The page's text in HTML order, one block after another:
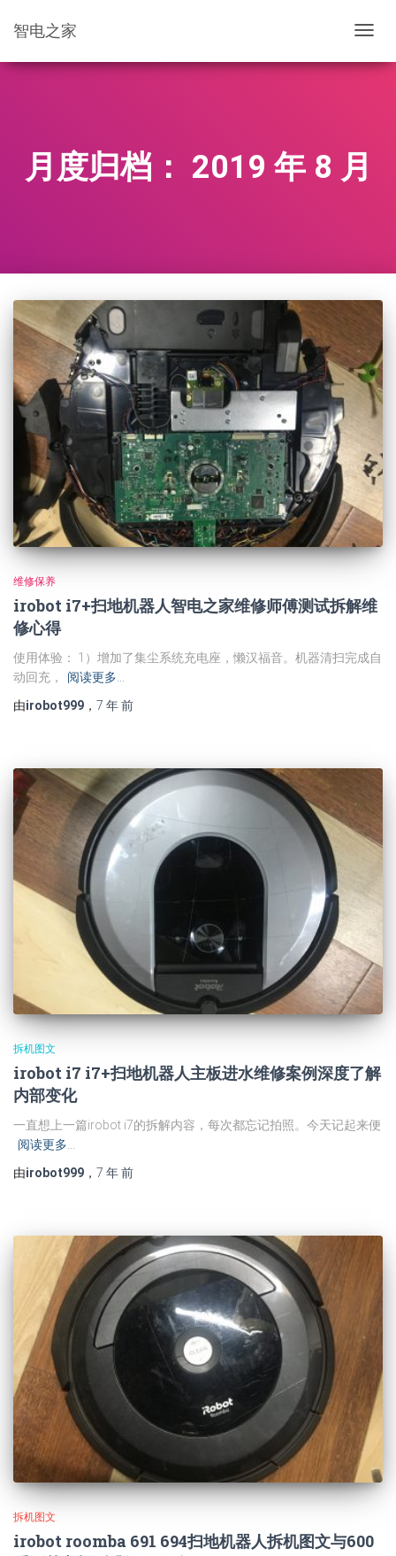
智电之家
换
月度归档： 2019 年 8 月
维修保养
irobot i7+扫地机器人智电之家维修师傅测试拆解维
修心得
使用体验： 1）增加了集尘系统充电座，懒汉福音。机器清扫完成自
动回充，
阅读更多…
由irobot999 ， 7 年前
拆机图文
irobot i7 i7+扫地机器人主板进水维修案例深度了解
内部变化
一直想上一篇irobot i7的拆解内容，每次都忘记拍照。今天记起来便
阅读更多…
由irobot999 ， 7 年前
拆机图文
irobot roomba 691 694扫地机器人拆机图文与600